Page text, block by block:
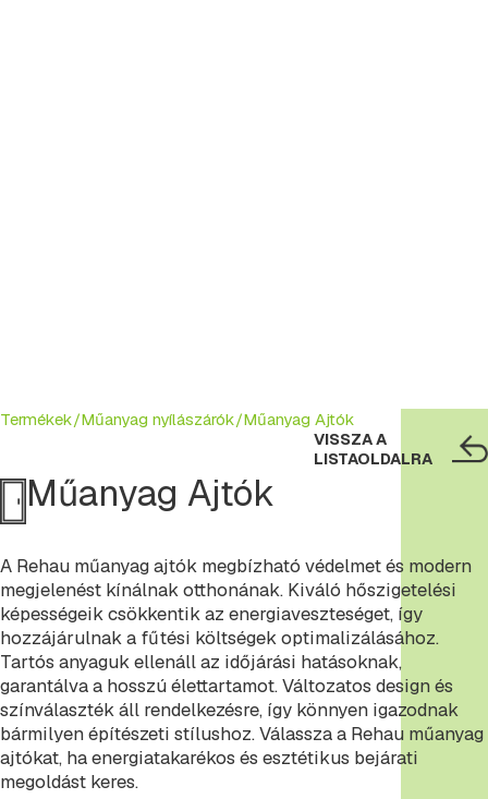
Termékek/Műanyag nyílászárók/Műanyag Ajtók
VISSZA A
LISTAOLDALRA
Műanyag Ajtók
A Rehau műanyag ajtók megbízható védelmet és modern
megjelenést kínálnak otthonának. Kiváló hőszigetelési
képességeik csökkentik az energiaveszteséget, így
hozzájárulnak a fűtési költségek optimalizálásához.
Tartós anyaguk ellenáll az időjárási hatásoknak,
garantálva a hosszú élettartamot. Változatos design és
színválaszték áll rendelkezésre, így könnyen igazodnak
bármilyen építészeti stílushoz. Válassza a Rehau műanyag
ajtókat, ha energiatakarékos és esztétikus bejárati
megoldást keres.